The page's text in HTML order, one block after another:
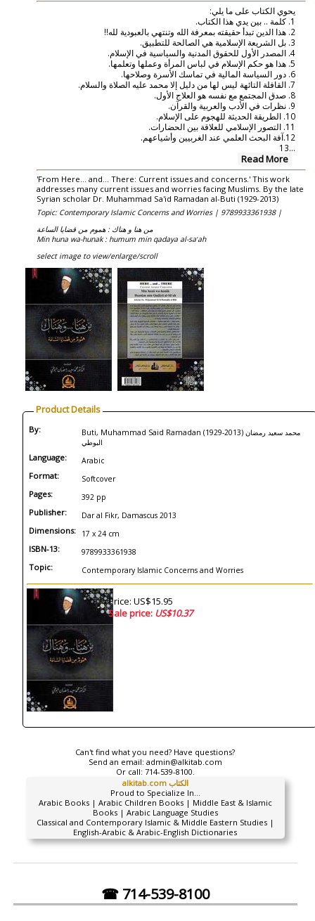
يحوي الكتاب على ما يلي:
1. كلمة .. بين يدي هذا الكتاب.
2. هذا الدين تبدأ حقيقته بمعرفة الله وتنتهي بالعبودية لله!!
3. بل الشريعة الإسلامية هي الصالحة للتطبيق.
4. المصدر الأول للحقوق المدنية والسياسية في الإسلام.
5. هذا هو حكم الإسلام في لباس المرأة وعملها وتعلمها.
6. دور السياسة المالية في تماسك الأسرة وصلاحها.
7. القافلة التائهة ليس لها من دليل إلا محمد عليه الصلاة والسلام.
8. صدق المجتمع مع نفسه هو العلاج الأول.
9. نظرات في الأدب والعربية والقرآن.
10. الطريقة الحديثة للهجوم على الإسلام.
11. التصور الإسلامي للعلاقة بين الحضارات.
12.آفة البحث العلمي عند الغربيين وأشياعهم.
13...
Read More
'From Here... and... There: Current issues and concerns.' This work
addresses many current issues and worries facing Muslims. By the late
Syrian scholar Dr. Muhammad Sa'id Ramadan al-Buti (1929-2013)
Topic: Contemporary Islamic Concerns and Worries | 9789933361938 |
‏من هنا و هناك :‏ ‏هموم من قضايا الساعة
Min huna wa-hunak : humum min qadaya al-saʻah
select image to view/enlarge/scroll
Product Details
By:
Buti, Muhammad Said Ramadan (1929-2013) محمد سعيد رمضان
البوطي
Language: Arabic
Format: Softcover
Pages: 392 pp
Publisher: Dar al Fikr, Damascus 2013
Dimensions: 17 x 24 cm
ISBN-13: 9789933361938
Topic: Contemporary Islamic Concerns and Worries
Price: US$15.95
Sale price: US$10.37
Can't find what you need? Have questions?
Send an email: admin@alkitab.com
Or call: 714-539-8100.
alkitab.com الكتاب
Proud to Specialize In...
Arabic Books | Arabic Children Books | Middle East & Islamic
Books | Arabic Language Studies
Classical and Contemporary Islamic & Middle Eastern Studies |
English-Arabic & Arabic-English Dictionaries
☎ 714-539-8100